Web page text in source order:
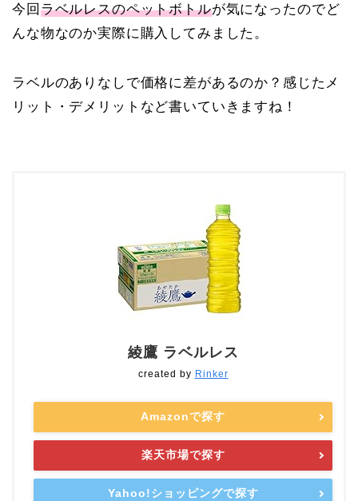
今回 ラベルレスのペットボトルが気になったのでど
んな物なのか実際に購入してみました。
ラベルのありなしで価格に差があるのか？感じたメ
リット・デメリットなど書いていきますね！
綾鷹 ラベルレス
created by Rinker
Amazonで探す
楽天市場で探す
Yahoo!ショッピングで探す